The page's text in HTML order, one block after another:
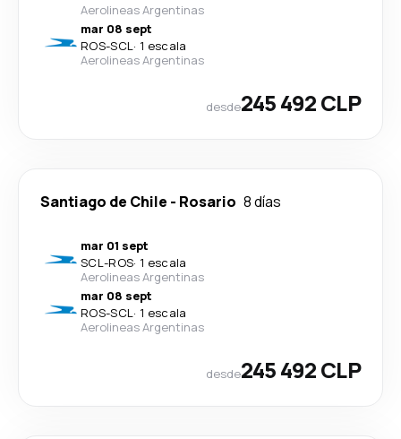
Aerolineas Argentinas
mar 08 sept
ROS-SCL· 1 escala
Aerolineas Argentinas
desde245 492 CLP
Santiago de Chile - Rosario 8 días
mar 01 sept
SCL-ROS· 1 escala
Aerolineas Argentinas
mar 08 sept
ROS-SCL· 1 escala
Aerolineas Argentinas
desde245 492 CLP